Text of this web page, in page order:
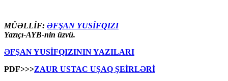
MÜƏLLİF: ƏFŞAN YUSİFQIZI
Yazıçı-AYB-nin üzvü.
ƏFŞAN YUSİFQIZININ YAZILARI
PDF>>>ZAUR USTAC UŞAQ ŞEİRLƏRİ